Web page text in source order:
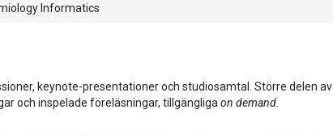
Informatics
keynote-presentationer och studiosamtal. Större delen av
och inspelade föreläsningar, tillgängliga on demand